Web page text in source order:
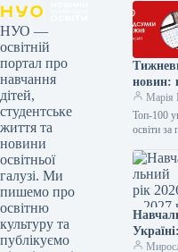
НУО —
освітній
портал про
навчання
дітей,
студентське
життя та
новини
освітньої
галузі. Ми
пишемо про
освітню
культуру та
публікуємо
новин:
Марія
Топ-100
освіти за
за